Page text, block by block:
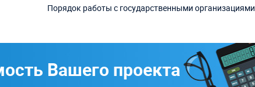
Порядок работы с государственными организациями
Вашего проекта